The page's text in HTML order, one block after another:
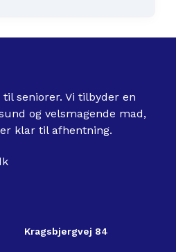
seniorer. Vi tilbyder en
og velsmagende mad,
klar til afhentning.
Kragsbjergvej 84